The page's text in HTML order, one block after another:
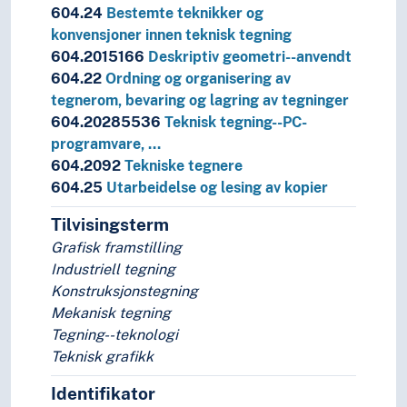
604.24 Bestemte teknikker og
konvensjoner innen teknisk tegning
604.2015166 Deskriptiv geometri--anvendt
604.22 Ordning og organisering av
tegnerom, bevaring og lagring av tegninger
604.20285536 Teknisk tegning--PC-
programvare, …
604.2092 Tekniske tegnere
604.25 Utarbeidelse og lesing av kopier
Tilvisingsterm
Grafisk framstilling
Industriell tegning
Konstruksjonstegning
Mekanisk tegning
Tegning--teknologi
Teknisk grafikk
Identifikator